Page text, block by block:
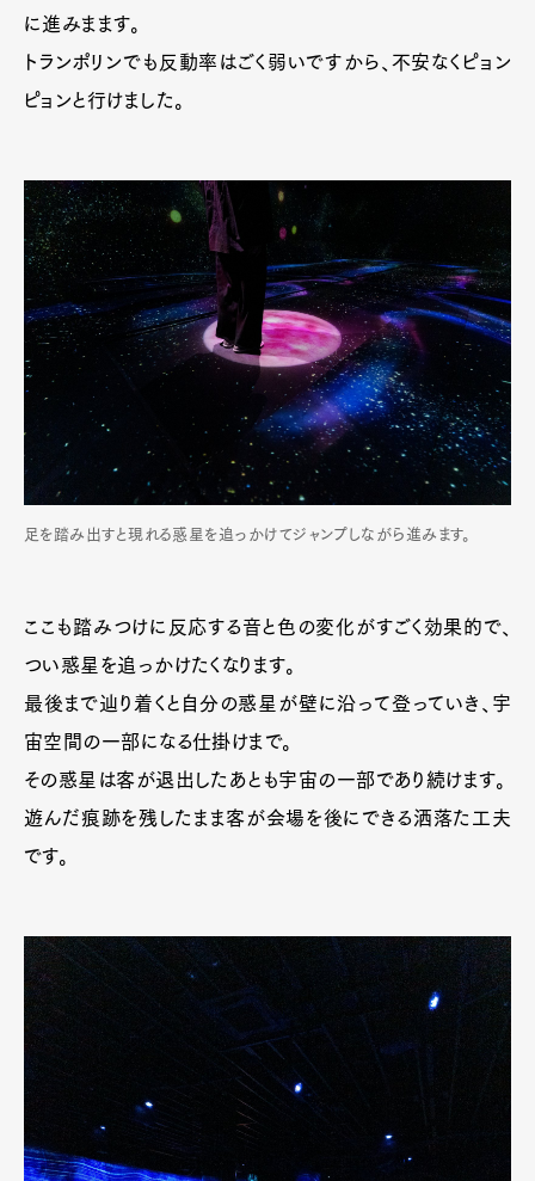
Art&DesignWatchFashion
Gourmet
Cars
ProductCulture Lifestyle
に進みまます。
トランポリンでも反動率はごく弱いですから、不安なくピョン
ピョンと行けました。
足を踏み出すと現れる惑星を追っかけてジャンプしながら進みます。
ここも踏みつけに反応する音と色の変化がすごく効果的で、
つい惑星を追っかけたくなります。
最後まで辿り着くと自分の惑星が壁に沿って登っていき、宇
宙空間の一部になる仕掛けまで。
その惑星は客が退出したあとも宇宙の一部であり続けます。
遊んだ痕跡を残したまま客が会場を後にできる洒落た工夫
です。